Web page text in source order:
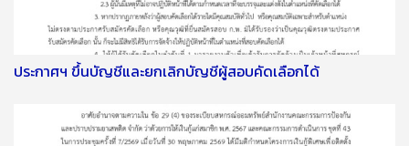
ประกาศฯ ขึ้นบัญชีและยกเลิกบัญชีผู้สอบคัดเลือกได้